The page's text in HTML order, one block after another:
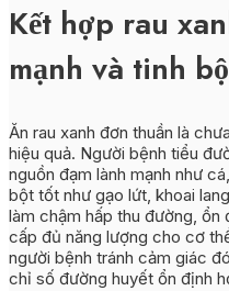
Kết hợp rau
mạnh và tinh
Ăn rau xanh đơn thuần là
hiệu quả. Người bệnh tiểu
nguồn đạm lành mạnh như
bột tốt như gạo lứt, khoai
làm chậm hấp thu đường, ổn
cấp đủ năng lượng cho cơ
người bệnh tránh cảm giác
chỉ số đường huyết ổn định